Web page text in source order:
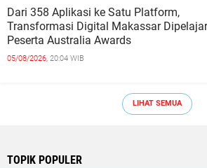
Dari 358 Aplikasi ke Satu Platform,
Transformasi Digital Makassar
Peserta Australia Awards
05/08/2026, 20:04 WIB
LIHAT SEMUA
TOPIK POPULER